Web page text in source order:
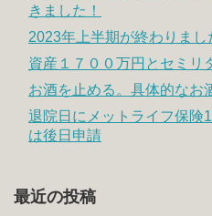
きました！
2023年上半期が終わりま
資産１７００万円とセミリ
お酒を止める。具体的なお
退院日にメットライフ保険
は後日申請
最近の投稿